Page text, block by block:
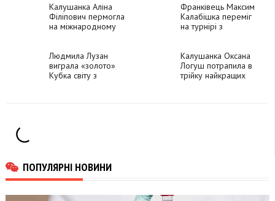
Євро-2024 з
футболу
Калушанка Аліна
Філіпович пермогла
на міжнародному
Франківець Максим
Калабішка переміг
на турнірі з
Людмила Лузан
виграла «золото»
Кубка світу з
Калушанка Оксана
Логуш потрапила в
трійку найкращих
ПОПУЛЯРНІ НОВИНИ